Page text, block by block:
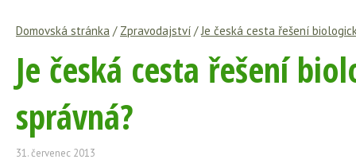
Domovská stránka / Zpravodajství /Je česká cesta řešení
Je česká cesta řešení
správná?
31. červenec 2013